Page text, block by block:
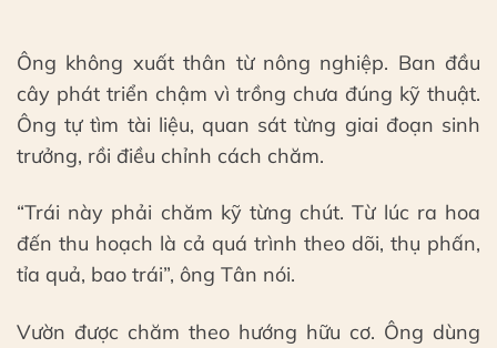
Ông không xuất thân từ nông nghiệp. Ban đầu
cây phát triển chậm vì trồng chưa đúng kỹ thuật.
Ông tự tìm tài liệu, quan sát từng giai đoạn sinh
trưởng, rồi điều chỉnh cách chăm.
“Trái này phải chăm kỹ từng chút. Từ lúc ra hoa
đến thu hoạch là cả quá trình theo dõi, thụ phấn,
tỉa quả, bao trái”, ông Tân nói.
Vườn được chăm theo hướng hữu cơ. Ông dùng